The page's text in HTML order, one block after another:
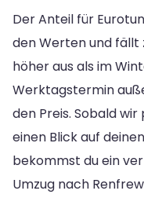
Der Anteil für
den Werten und fällt
höher aus als im
Werktagstermin
den Preis. Sobald
einen Blick auf
bekommst du ein
Umzug nach